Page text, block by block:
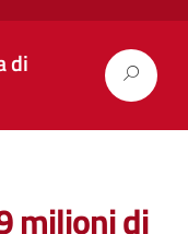
di
milioni di